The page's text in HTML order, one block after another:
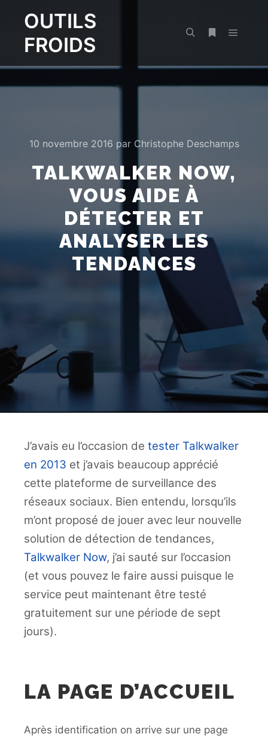
OUTILS
FROIDS
10 novembre 2016 par Christophe Deschamps
TALKWALKER NOW,
VOUS AIDE À
DÉTECTER ET
ANALYSER LES
TENDANCES
J’avais eu l’occasion de tester Talkwalker
en 2013 et j’avais beaucoup apprécié
cette plateforme de surveillance des
réseaux sociaux. Bien entendu, lorsqu’ils
m’ont proposé de jouer avec leur nouvelle
solution de détection de tendances,
Talkwalker Now, j’ai sauté sur l’occasion
(et vous pouvez le faire aussi puisque le
service peut maintenant être testé
gratuitement sur une période de sept
jours).
LA PAGE D’ACCUEIL
Après identification on arrive sur une page